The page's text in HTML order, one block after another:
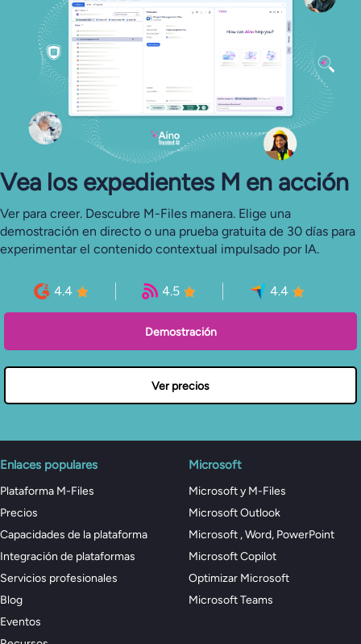
Vea los expedientes M en acción
Ver para creer. Descubre M-Files manera. Elige una
demostración en directo o una prueba gratuita de 30 días para
experimentar el contenido contextual impulsado por IA.
4.4 4.5 4.4
Demostración
Ver precios
Enlaces populares
Plataforma M-Files
Precios
Capacidades de la plataforma
Integración de plataformas
Servicios profesionales
Blog
Eventos
Microsoft
Microsoft y M-Files
Microsoft Outlook
Microsoft , Word, PowerPoint
Microsoft Copilot
Optimizar Microsoft
Microsoft Teams